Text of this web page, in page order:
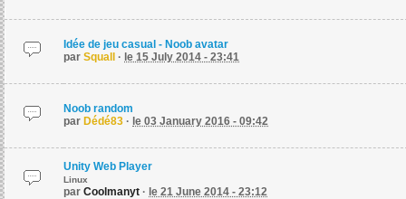
Idée de jeu casual - Noob avatar
par Squall · le 15 July 2014 - 23:41
Noob random
par Dédé83 · le 03 January 2016 - 09:42
Unity Web Player
Linux
par Coolmanyt · le 21 June 2014 - 23:12